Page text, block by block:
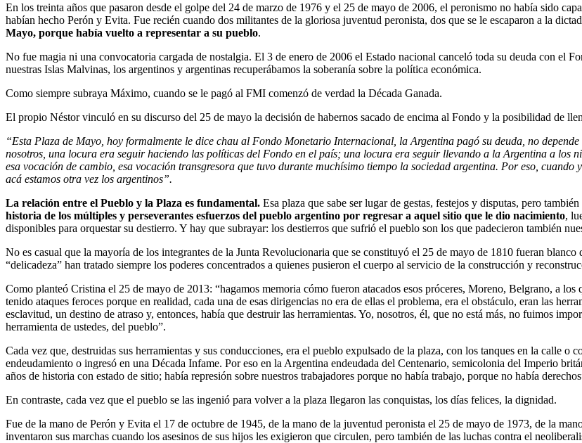
En los treinta años que pasaron desde el golpe del 24 de marzo de 1976 y el 25 de mayo de 2006, el peronismo no había sido
habían hecho Perón y Evita. Fue recién cuando dos militantes de la gloriosa juventud peronista, dos que se le escaparon a la
Mayo, porque había vuelto a representar a su pueblo.
No fue magia ni una convocatoria cargada de nostalgia. El 3 de enero de 2006 el Estado nacional canceló toda su deuda con el
nuestras Islas Malvinas, los argentinos y argentinas recuperábamos la soberanía sobre la política económica.
Como siempre subraya Máximo, cuando se le pagó al FMI comenzó de verdad la Década Ganada.
El propio Néstor vinculó en su discurso del 25 de mayo la decisión de habernos sacado de encima al Fondo y la posibilidad de
“Esta Plaza de Mayo, hoy formalmente le dice chau al Fondo Monetario Internacional, la Argentina pagó su deuda, no
nosotros, una locura era seguir haciendo las políticas del Fondo en el país; una locura era seguir llevando a la Argentina a los
esa vocación de cambio, esa vocación transgresora que tuvo durante muchísimo tiempo la sociedad argentina. Por eso,
acá estamos otra vez los argentinos”.
La relación entre el Pueblo y la Plaza es fundamental. Esa plaza que sabe ser lugar de gestas, festejos y disputas, pero
historia de los múltiples y perseverantes esfuerzos del pueblo argentino por regresar a aquel sitio que le dio nacimiento,
disponibles para orquestar su destierro. Y hay que subrayar: los destierros que sufrió el pueblo son los que padecieron también
No es casual que la mayoría de los integrantes de la Junta Revolucionaria que se constituyó el 25 de mayo de 1810 fueran
“delicadeza” han tratado siempre los poderes concentrados a quienes pusieron el cuerpo al servicio de la construcción y
Como planteó Cristina el 25 de mayo de 2013: “hagamos memoria cómo fueron atacados esos próceres, Moreno, Belgrano, a
tenido ataques feroces porque en realidad, cada una de esas dirigencias no era de ellas el problema, era el obstáculo, eran las
esclavitud, un destino de atraso y, entonces, había que destruir las herramientas. Yo, nosotros, él, que no está más, no fuimos
herramienta de ustedes, del pueblo”.
Cada vez que, destruidas sus herramientas y sus conducciones, era el pueblo expulsado de la plaza, con los tanques en la calle
endeudamiento o ingresó en una Década Infame. Por eso en la Argentina endeudada del Centenario, semicolonia del Imperio
años de historia con estado de sitio; había represión sobre nuestros trabajadores porque no había trabajo, porque no había
En contraste, cada vez que el pueblo se las ingenió para volver a la plaza llegaron las conquistas, los días felices, la dignidad.
Fue de la mano de Perón y Evita el 17 de octubre de 1945, de la mano de la juventud peronista el 25 de mayo de 1973, de la
inventaron sus marchas cuando los asesinos de sus hijos les exigieron que circulen, pero también de las luchas contra el